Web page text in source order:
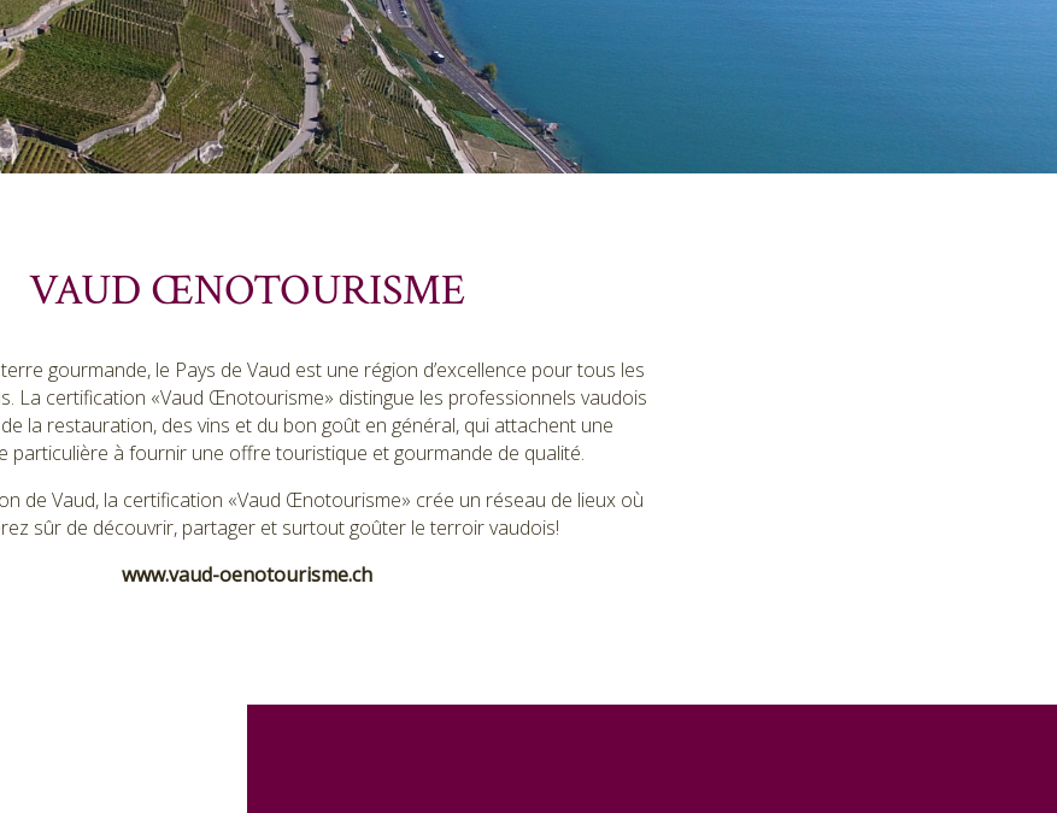
VAUD ŒNOTOURISME
gourmande, le Pays de Vaud est une région d’excellence pour tous les
La certification «Vaud Œnotourisme» distingue les professionnels vaudois
de la restauration, des vins et du bon goût en général, qui attachent une
particulière à fournir une offre touristique et gourmande de qualité.
de Vaud, la certification «Vaud Œnotourisme» crée un réseau de lieux où
sûr de découvrir, partager et surtout goûter le terroir vaudois!
www.vaud-oenotourisme.ch